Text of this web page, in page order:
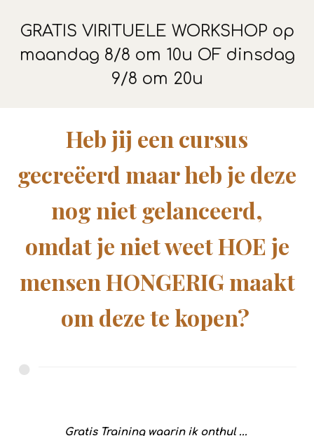
GRATIS VIRITUELE WORKSHOP op
maandag 8/8 om 10u OF dinsdag
9/8 om 20u
Heb jij een cursus
gecreëerd maar heb je deze
nog niet gelanceerd,
omdat je niet weet HOE je
mensen HONGERIG maakt
om deze te kopen?
Gratis Training waarin ik onthul ...